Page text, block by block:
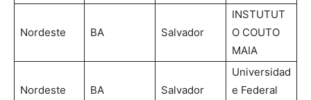
Nordeste BA Salvador
INSTUTUT
O COUTO
ΜΑΙΑ
Nordeste BA Salvador
Universidad
e Federal